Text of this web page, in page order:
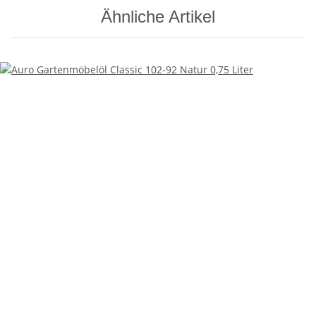
Ähnliche Artikel